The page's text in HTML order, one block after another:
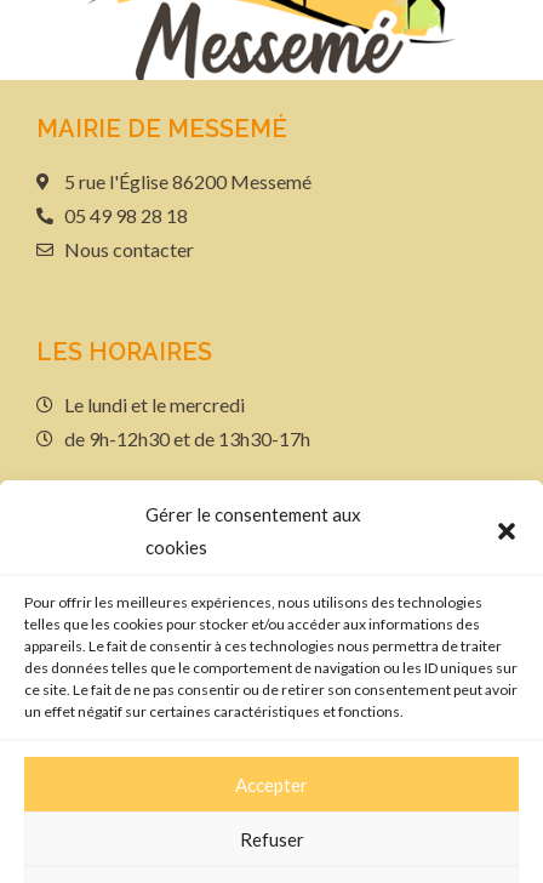
Gérer le consentement aux
cookies
Pour offrir les meilleures expériences, nous utilisons des technologies
telles que les cookies pour stocker et/ou accéder aux informations des
appareils. Le fait de consentir à ces technologies nous permettra de traiter
des données telles que le comportement de navigation ou les ID uniques sur
ce site. Le fait de ne pas consentir ou de retirer son consentement peut avoir
un effet négatif sur certaines caractéristiques et fonctions.
Accepter
Refuser
MAIRIE DE MESSEMÉ
5 rue l'Église 86200 Messemé
05 49 98 28 18
Nous contacter
LES HORAIRES
Le lundi et le mercredi
de 9h-12h30 et de 13h30-17h
Plan de site
Politique de confidentialité
RÉALISATION